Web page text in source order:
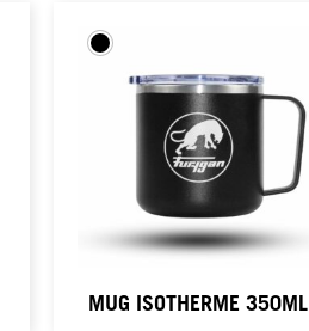
MUG ISOTHERME 350ML